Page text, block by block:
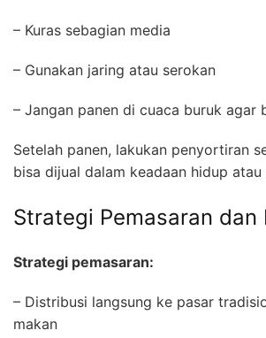
– Kuras sebagian media
– Gunakan jaring atau serokan
– Jangan panen di cuaca buruk agar
Setelah panen, lakukan penyortiran
bisa dijual dalam keadaan hidup atau
Strategi Pemasaran dan
Strategi pemasaran:
– Distribusi langsung ke pasar
makan